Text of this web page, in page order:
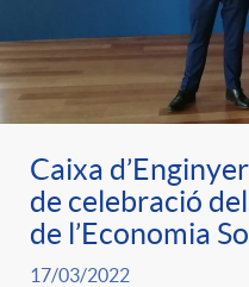
Caixa
de celebració
de l’Economia
17/03/2022